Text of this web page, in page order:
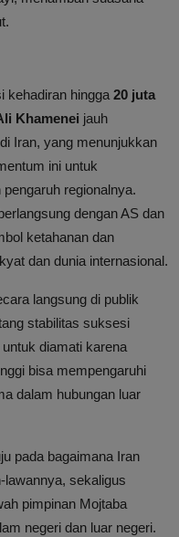
kehadiran hingga 20 juta
Khamenei jauh
Iran, yang menunjukkan
ini untuk
regionalnya.
dengan AS dan
ketahanan dan
dan dunia internasional.
langsung di publik
stabilitas suksesi
diamati karena
bisa mempengaruhi
dalam hubungan luar
pada bagaimana Iran
lawannya, sekaligus
pimpinan Mojtaba
negeri dan luar negeri.